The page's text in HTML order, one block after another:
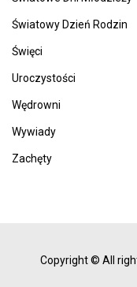
Światowy Dzień Rodzin
Święci
Uroczystości
Wędrowni
Wywiady
Zachęty
Copyright © All